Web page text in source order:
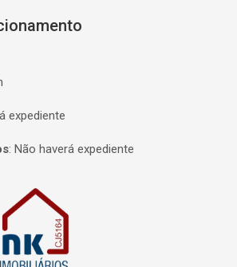
expediente
: Não haverá expediente